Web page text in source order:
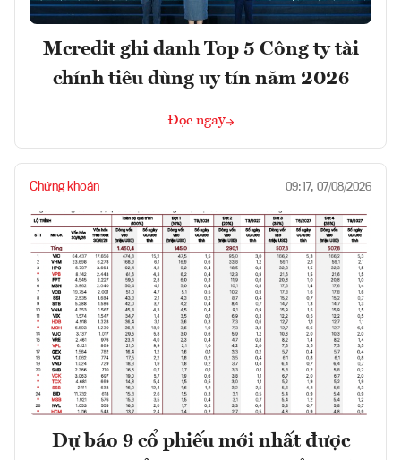
Mcredit ghi danh Top 5 Công ty tài
chính tiêu dùng uy tín năm 2026
Đọc ngay
Chứng khoán 09:17, 07/08/2026
Dự báo 9 cổ phiếu mới nhất được